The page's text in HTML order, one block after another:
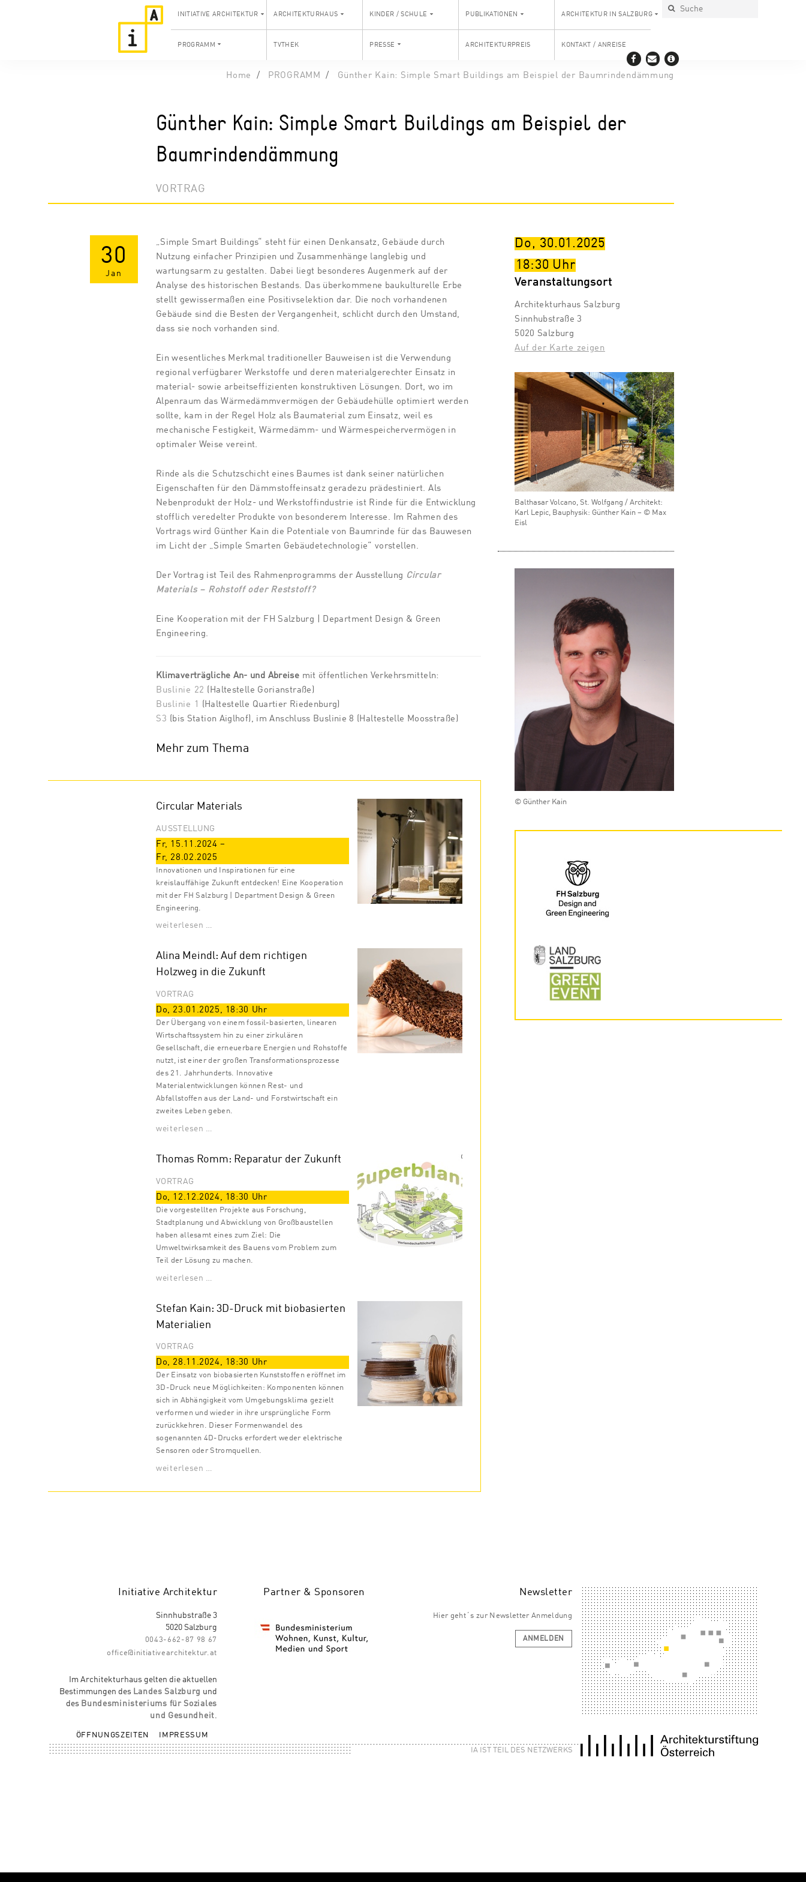
INITIATIVE ARCHITEKTUR ARCHITEKTURHAUS KINDER / SCHULE PUBLIKATIONEN ARCHITEKTUR IN SALZBURG
PROGRAMM TVTHEK PRESSE ARCHITEKTURPREIS KONTAKT / ANREISE
Home PROGRAMM Günther Kain: Simple Smart Buildings am Beispiel der Baumrindendämmung
Günther Kain: Simple Smart Buildings am Beispiel der
Baumrindendämmung
VORTRAG
30
Jan
Do, 30.01.2025
18:30 Uhr
Veranstaltungsort
Architekturhaus Salzburg
Sinnhubstraße 3
5020 Salzburg
Auf der Karte zeigen
Balthasar Volcano, St. Wolfgang / Architekt:
Karl Lepic, Bauphysik: Günther Kain – © Max
Eisl
„Simple Smart Buildings“ steht für einen Denkansatz, Gebäude durch
Nutzung einfacher Prinzipien und Zusammenhänge langlebig und
wartungsarm zu gestalten. Dabei liegt besonderes Augenmerk auf der
Analyse des historischen Bestands. Das überkommene baukulturelle Erbe
stellt gewissermaßen eine Positivselektion dar. Die noch vorhandenen
Gebäude sind die Besten der Vergangenheit, schlicht durch den Umstand,
dass sie noch vorhanden sind.
Ein wesentliches Merkmal traditioneller Bauweisen ist die Verwendung
regional verfügbarer Werkstoffe und deren materialgerechter Einsatz in
material- sowie arbeitseffizienten konstruktiven Lösungen. Dort, wo im
Alpenraum das Wärmedämmvermögen der Gebäudehülle optimiert werden
sollte, kam in der Regel Holz als Baumaterial zum Einsatz, weil es
mechanische Festigkeit, Wärmedämm- und Wärmespeichervermögen in
optimaler Weise vereint.
Rinde als die Schutzschicht eines Baumes ist dank seiner natürlichen
Eigenschaften für den Dämmstoffeinsatz geradezu prädestiniert. Als
Nebenprodukt der Holz- und Werkstoffindustrie ist Rinde für die Entwicklung
stofflich veredelter Produkte von besonderem Interesse. Im Rahmen des
Vortrags wird Günther Kain die Potentiale von Baumrinde für das Bauwesen
im Licht der „Simple Smarten Gebäudetechnologie“ vorstellen.
Der Vortrag ist Teil des Rahmenprogramms der Ausstellung Circular
Materials – Rohstoff oder Reststoff?
Eine Kooperation mit der FH Salzburg | Department Design & Green
Engineering.
Klimaverträgliche An- und Abreise mit öffentlichen Verkehrsmitteln:
Buslinie 22 (Haltestelle Gorianstraße)
Buslinie 1
(Haltestelle Quartier Riedenburg)
S3 (bis Station Aiglhof), im Anschluss Buslinie 8 (Haltestelle Moosstraße)
Mehr zum Thema
Circular Materials
AUSSTELLUNG
Fr, 15.11.2024 –
Fr, 28.02.2025
Innovationen und Inspirationen für eine
kreislauffähige Zukunft entdecken! Eine Kooperation
mit der FH Salzburg | Department Design & Green
Engineering.
weiterlesen …
Alina Meindl: Auf dem richtigen
Holzweg in die Zukunft
VORTRAG
Do, 23.01.2025, 18:30 Uhr
Der Übergang von einem fossil-basierten, linearen
Wirtschaftssystem hin zu einer zirkulären
Gesellschaft, die erneuerbare Energien und Rohstoffe
nutzt, ist einer der großen Transformationsprozesse
des 21. Jahrhunderts. Innovative
Materialentwicklungen können Rest- und
Abfallstoffen aus der Land- und Forstwirtschaft ein
zweites Leben geben.
weiterlesen …
Thomas Romm: Reparatur der Zukunft
VORTRAG
Do, 12.12.2024, 18:30 Uhr
Die vorgestellten Projekte aus Forschung,
Stadtplanung und Abwicklung von Großbaustellen
haben allesamt eines zum Ziel: Die
Umweltwirksamkeit des Bauens vom Problem zum
Teil der Lösung zu machen.
weiterlesen …
Stefan Kain: 3D-Druck mit biobasierten
Materialien
VORTRAG
Do, 28.11.2024, 18:30 Uhr
Der Einsatz von biobasierten Kunststoffen eröffnet im
3D-Druck neue Möglichkeiten: Komponenten können
sich in Abhängigkeit vom Umgebungsklima gezielt
verformen und wieder in ihre ursprüngliche Form
zurückkehren. Dieser Formenwandel des
sogenannten 4D-Drucks erfordert weder elektrische
Sensoren oder Stromquellen.
weiterlesen …
© Günther Kain
Initiative Architektur
Sinnhubstraße 3
5020 Salzburg
0043-662-87 98 67
office@initiativearchitektur.at
Im Architekturhaus gelten die aktuellen
Bestimmungen des Landes Salzburg und
des Bundesministeriums für Soziales
und Gesundheit
Partner & Sponsoren Newsletter
Hier geht´s zur Newsletter Anmeldung
ANMELDEN
ÖFFNUNGSZEITEN
IMPRESSUM
IA IST TEIL DES NETZWERKS